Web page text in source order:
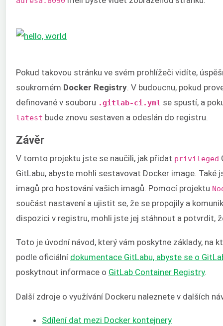
Pokud takovou stránku ve svém prohlížeči vidíte,
soukromém Docker Registry . V budoucnu, pokud
definované v souboru .gitlab-ci.yml se spustí, a
latest bude znovu sestaven a odeslán do registru.
Závěr
V tomto projektu jste se naučili, jak přidat privileged
GitLabu, abyste mohli sestavovat Docker image.
imagů pro hostování vašich imagů. Pomocí projektu
součást nastavení a ujistit se, že se propojily a
dispozici v registru, mohli jste jej stáhnout a potvrdit,
Toto je úvodní návod, který vám poskytne základy, na
podle oficiální dokumentace GitLabu, abyste se o
poskytnout informace o GitLab Container Registry.
Další zdroje o využívání Dockeru naleznete v dalších
Sdílení dat mezi Docker kontejnery